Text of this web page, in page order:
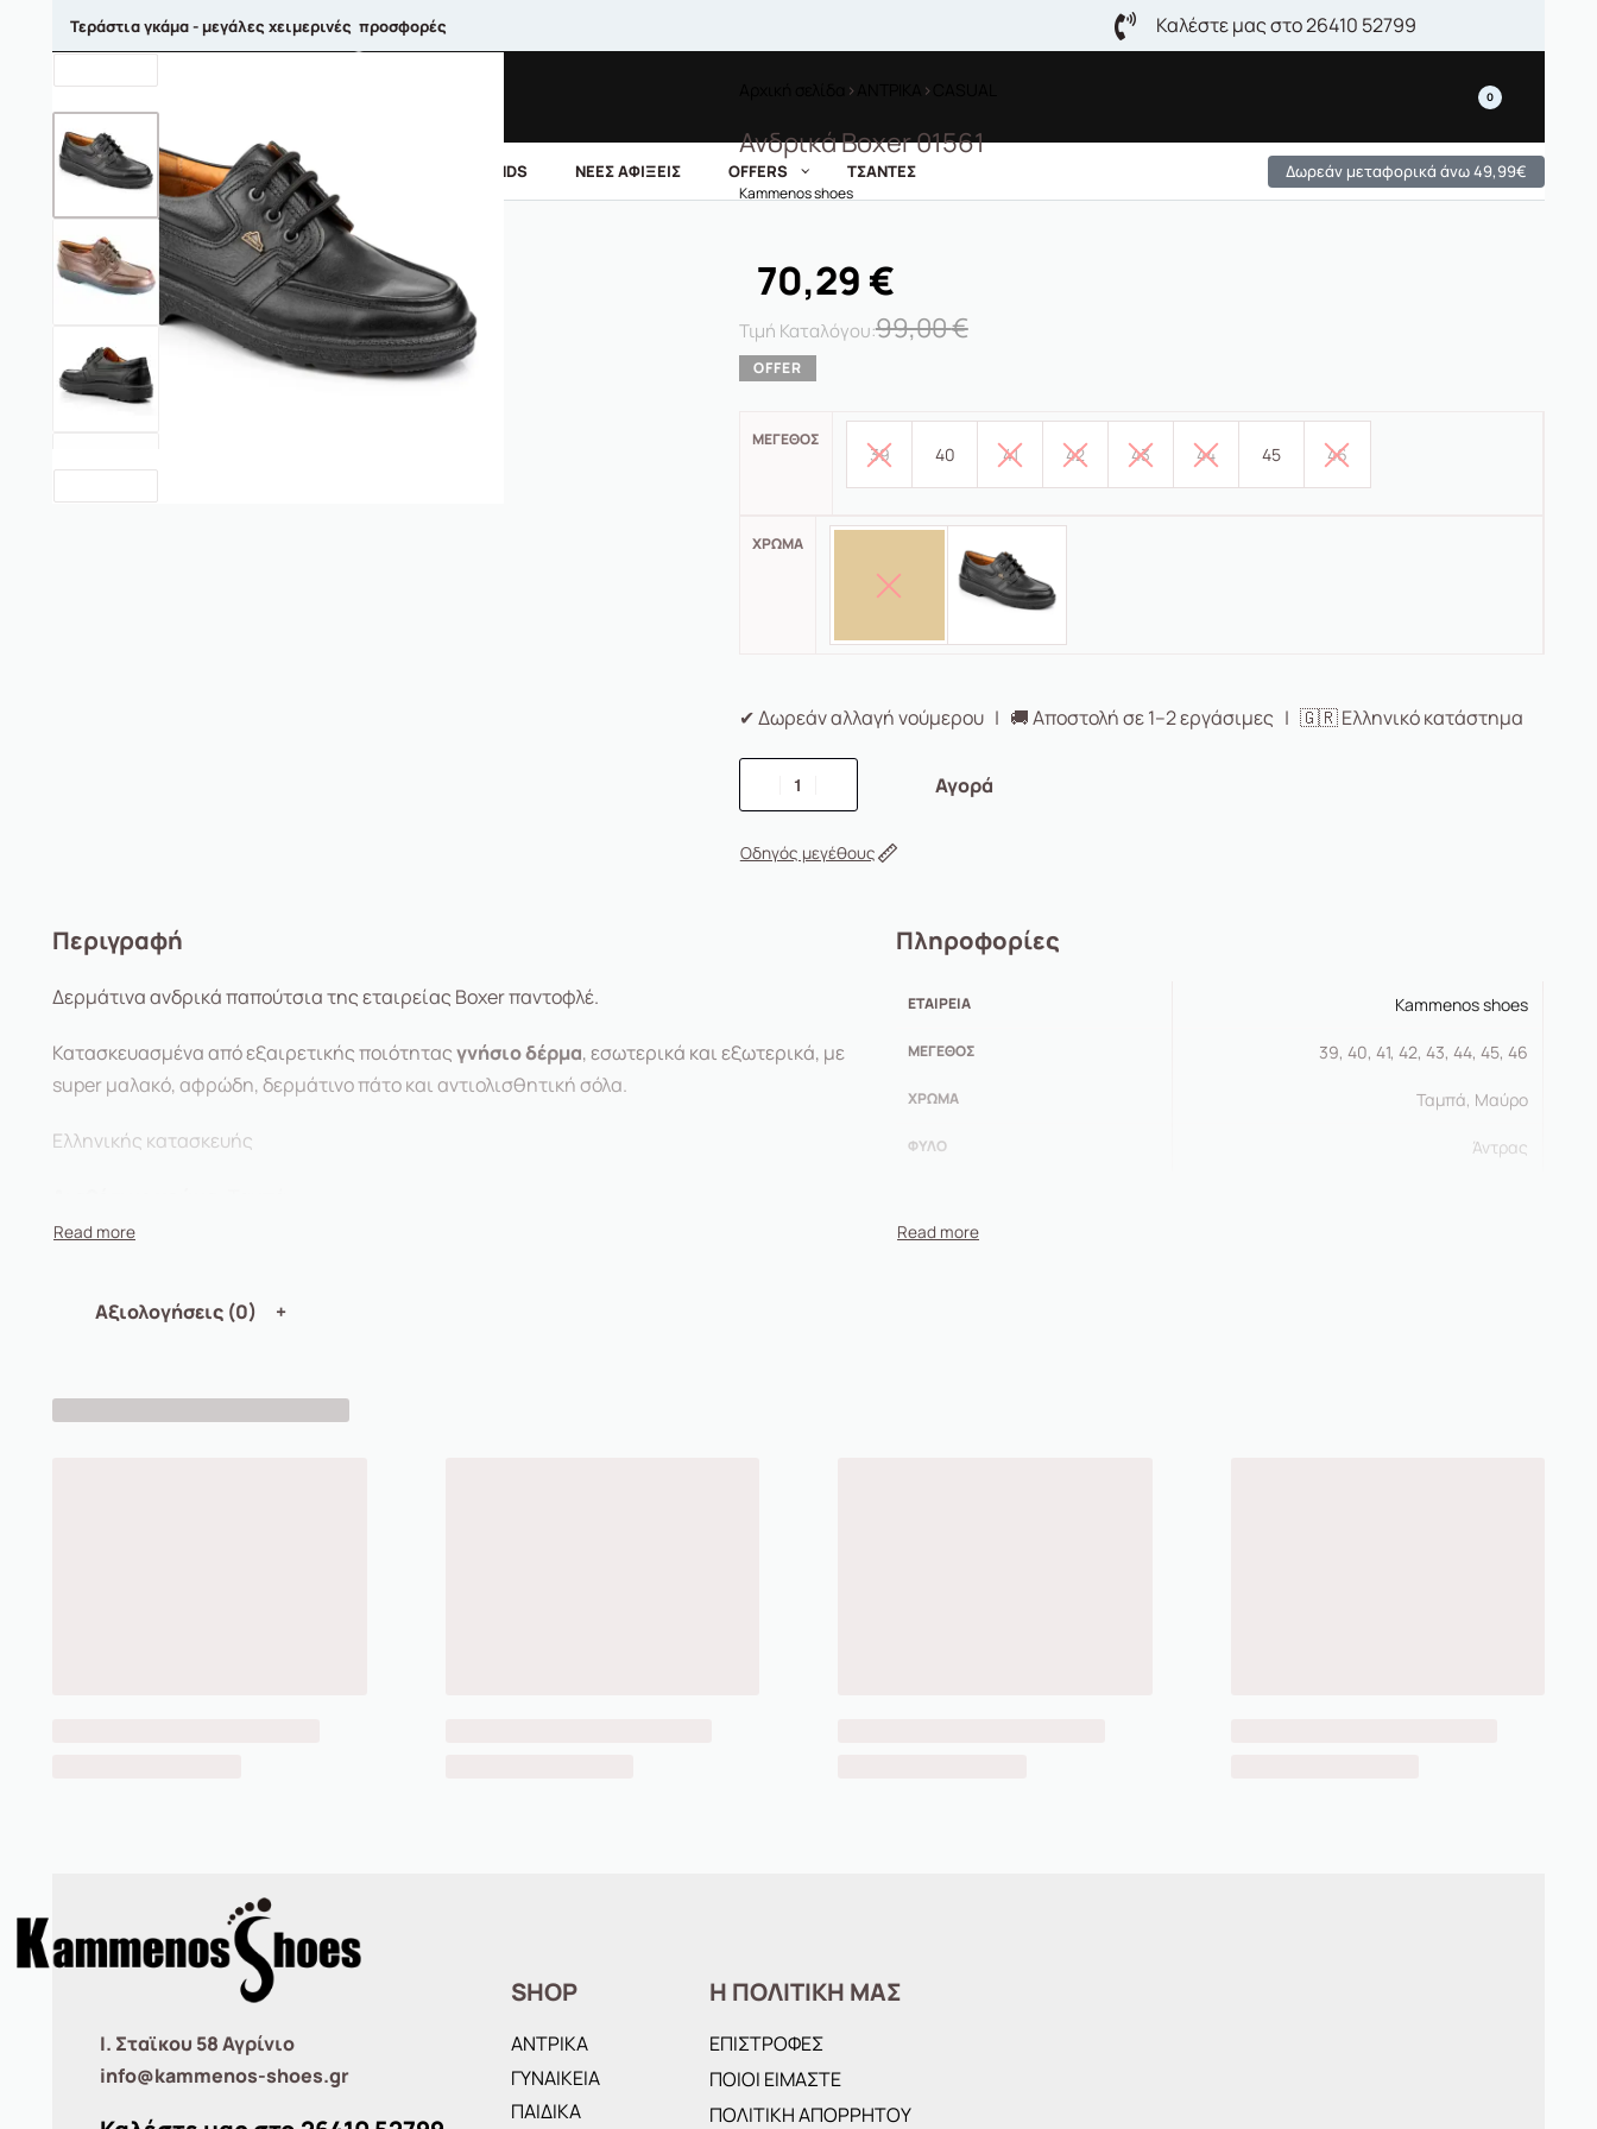
Τεράστια γκάμα - μεγάλες χειμερινές προσφορές Καλέστε μας στο 26410 52799
0
ΑΝΤΡΙΚΑ ΓΥΝΑΙΚΕΙΑ BRANDS ΝΕΕΣ ΑΦΙΞΕΙΣ OFFERS ΤΣΑΝΤΕΣ Δωρεάν μεταφορικά άνω 49,99€
› ›
Ανδρικά Boxer 01561
Kammenos shoes
99,00€
70,29 €
ΜΈΓΕΘΟΣ
39 40 41 42 43 44 45 46
ΧΡΏΜΑ
✔ Δωρεάν αλλαγή νούμερου | 🚚 Αποστολή σε 1–2 εργάσιμες | 🇬🇷 Ελληνικό κατάστημα
Αγορά
Οδηγός μεγέθους
Περιγραφή
Δερμάτινα ανδρικά παπούτσια της εταιρείας Boxer παντοφλέ.
Κατασκευασμένα από εξαιρετικής ποιότηταςγνήσιο δέρμα, εσωτερικά και εξωτερικά, με
super μαλακό, αφρώδη, δερμάτινο πάτο και αντιολισθητική σόλα.
Ελληνικής κατασκευής
Πληροφορίες
ΕΤΑΙΡΕΊΑ Kammenos shoes
ΜΈΓΕΘΟΣ 39, 40, 41, 42, 43, 44, 45, 46
ΧΡΏΜΑ Ταμπά, Μαύρο
ΦΎΛΟ Άντρας
Αξιολογήσεις (0)
Ι. Σταϊκου 58 Αγρίνιο
info@kammenos-shoes.gr
SHOP
ΑΝΤΡΙΚΑ
ΓΥΝΑΙΚΕΙΑ
ΠΑΙΔΙΚΑ
Η ΠΟΛΙΤΙΚΗ ΜΑΣ
ΕΠΙΣΤΡΟΦΕΣ
ΠΟΙΟΙ ΕΙΜΑΣΤΕ
ΠΟΛΙΤΙΚΗ ΑΠΟΡΡΗΤΟΥ